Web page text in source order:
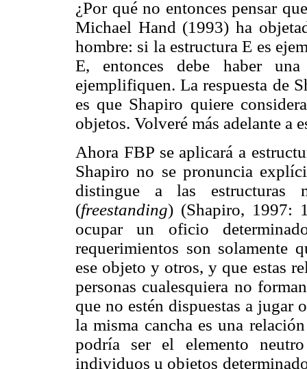
¿Por qué no entonces pensar
Michael Hand (1993) ha
hombre: si la estructura E es
E, entonces debe haber
ejemplifiquen. La respuesta de
es que Shapiro quiere
objetos. Volveré más adelante a
Ahora FBP se aplicará a
Shapiro no se pronuncia
distingue a las estructuras
(freestanding) (Shapiro, 1997:
ocupar un oficio
requerimientos son solamente
ese objeto y otros, y que estas
personas cualesquiera no
que no estén dispuestas a jugar
la misma cancha es una
podría ser el elemento
individuos u objetos